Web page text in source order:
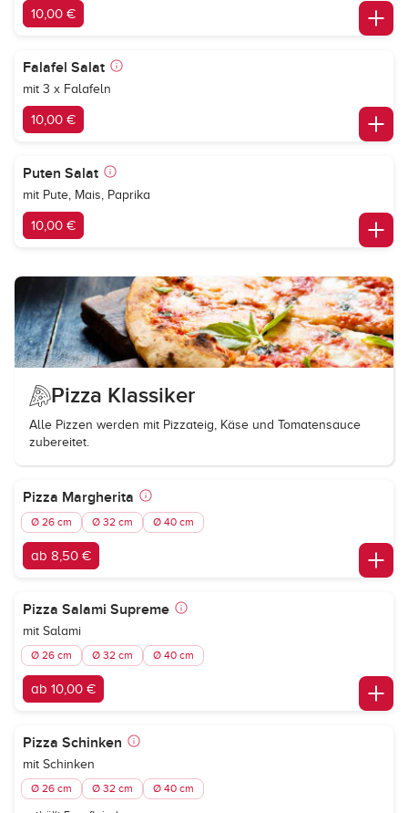
10,00 €
Falafel Salat
mit 3 x Falafeln
10,00 €
Puten Salat
mit Pute, Mais, Paprika
10,00 €
Pizza Klassiker
Alle Pizzen werden mit Pizzateig, Käse und Tomatensauce
zubereitet.
Pizza Margherita
Ø 26 cm Ø 32 cm Ø 40 cm
ab 8,50 €
Pizza Salami Supreme
mit Salami
Ø 26 cm Ø 32 cm Ø 40 cm
ab 10,00 €
Pizza Schinken
mit Schinken
Ø 26 cm Ø 32 cm Ø 40 cm